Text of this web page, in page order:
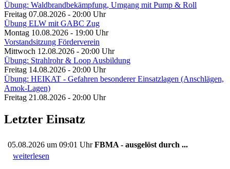
Übung: Waldbrandbekämpfung, Umgang mit Pump & Roll
Freitag 07.08.2026 - 20:00 Uhr
Übung ELW mit GABC Zug
Montag 10.08.2026 - 19:00 Uhr
Vorstandsitzung Förderverein
Mittwoch 12.08.2026 - 20:00 Uhr
Übung: Strahlrohr & Loop Ausbildung
Freitag 14.08.2026 - 20:00 Uhr
Übung: HEIKAT - Gefahren besonderer Einsatzlagen (Anschlägen,
Amok-Lagen)
Freitag 21.08.2026 - 20:00 Uhr
Letzter Einsatz
05.08.2026 um 09:01 UhrFBMA - ausgelöst durch ...
weiterlesen